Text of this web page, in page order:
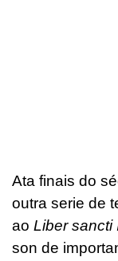
Ata finais do
outra serie de
ao Liber sancti
son de